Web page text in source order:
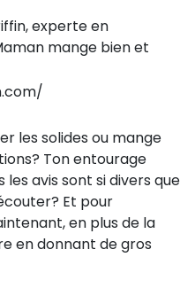
experte en
mange bien et
les solides ou mange
Ton entourage
avis sont si divers que
Et pour
en plus de la
en donnant de gros